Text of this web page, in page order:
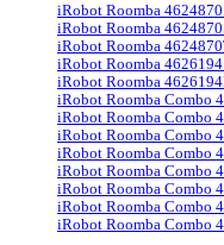
iRobot Roomba
iRobot Roomba
iRobot Roomba
iRobot Roomba 4626194
iRobot Roomba
iRobot Roomba Combo
iRobot Roomba Combo
iRobot Roomba Combo
iRobot Roomba Combo
iRobot Roomba Combo
iRobot Roomba Combo
iRobot Roomba Combo
iRobot Roomba Combo